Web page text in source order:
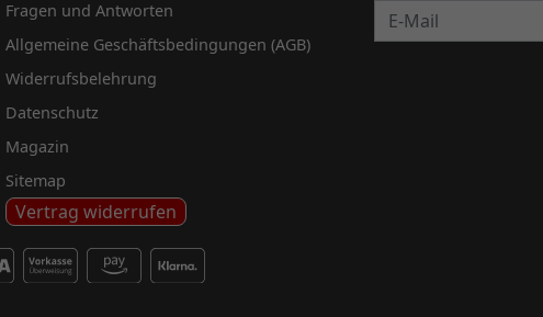
Fragen und Antworten
Allgemeine Geschäftsbedingungen (AGB)
Widerrufsbelehrung
Datenschutz
Magazin
Sitemap
Vertrag widerrufen
Newsletter